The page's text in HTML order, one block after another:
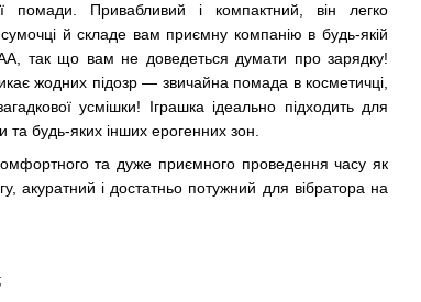
помади. Привабливий і компактний, він легко
сумочці й складе вам приємну компанію в будь-якій
так що вам не доведеться думати про зарядку!
жодних підозр — звичайна помада в косметичці,
усмішки! Іграшка ідеально підходить для
та будь-яких інших ерогенних зон.
та дуже приємного проведення часу як
акуратний і достатньо потужний для вібратора на